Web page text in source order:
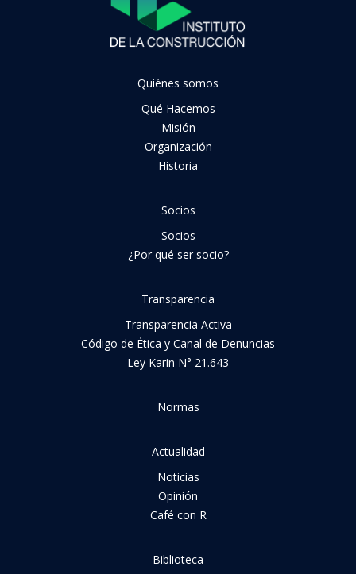
Quiénes somos
Qué Hacemos
Misión
Organización
Historia
Socios
Socios
¿Por qué ser socio?
Transparencia
Transparencia Activa
Código de Ética y Canal de Denuncias
Ley Karin N° 21.643
Normas
Actualidad
Noticias
Opinión
Café con R
Biblioteca